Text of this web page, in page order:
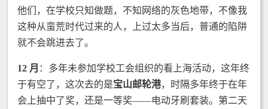
他们，在学校只知做题，不知网络的灰色地带，不像我
这种从蛮荒时代过来的人，上过太多当后，普通的陷阱
就不会跳进去了。
12 月 ：多年未参加学校工会组织的看上海活动，这年终
于有空了，这次去的是宝山邮轮港，时隔多年终于在年
会上抽中了奖，还是一等奖——电动牙刷套装。第二天